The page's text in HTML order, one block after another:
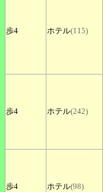
歩4 ホテル(115)
歩4 ホテル(242)
歩4 ホテル(98)